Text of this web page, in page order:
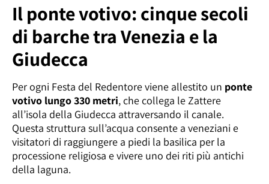
Il ponte votivo: cinque secoli
di barche tra Venezia e la
Giudecca
Per ogni Festa del Redentore viene allestito un ponte
votivo lungo 330 metri, che collega le Zattere
all’isola della Giudecca attraversando il canale.
Questa struttura sull’acqua consente a veneziani e
visitatori di raggiungere a piedi la basilica per la
processione religiosa e vivere uno dei riti più antichi
della laguna.